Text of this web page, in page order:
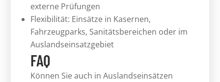
externe Prüfungen
Flexibilität: Einsätze in Kasernen,
Fahrzeugparks, Sanitätsbereichen oder im
Auslandseinsatzgebiet
FAQ
Können Sie auch in Auslandseinsätzen